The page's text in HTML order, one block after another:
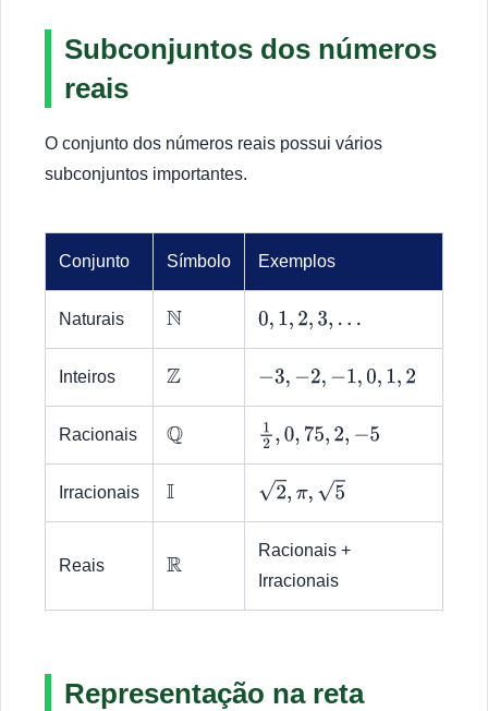
Subconjuntos dos números
reais
O conjunto dos números reais possui vários
subconjuntos importantes.
Conjunto Símbolo Exemplos
Naturais N 0,1,2 ,3, …
Inteiros Z −3,− 2,−1 0,1,2
Racionais Q 12, 0,75,2 −5
Irracionais I 2, π,5
Reais R
Racionais +
Irracionais
Representação na reta